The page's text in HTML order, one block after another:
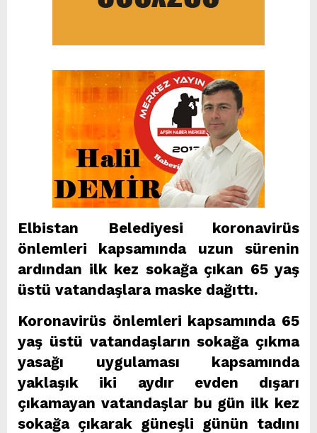
Elbistan Belediyesi koronavirüs
önlemleri kapsamında uzun sürenin
ardından ilk kez sokağa çıkan 65 yaş
üstü vatandaşlara maske dağıttı.
Koronavirüs önlemleri kapsamında 65
yaş üstü vatandaşların sokağa çıkma
yasağı uygulaması kapsamında
yaklaşık iki aydır evden dışarı
çıkamayan vatandaşlar bu gün ilk kez
sokağa çıkarak güneşli günün tadını